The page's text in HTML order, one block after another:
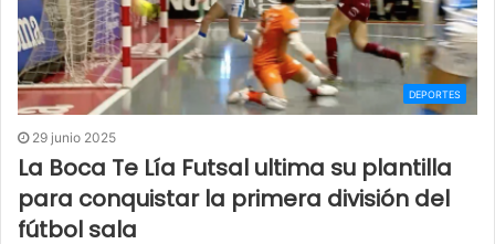
DEPORTES
29 junio 2025
La Boca Te Lía Futsal ultima su plantilla
para conquistar la primera división del
fútbol sala